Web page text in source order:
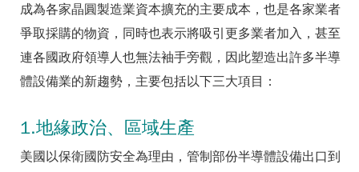
成為各家晶圓製造業資本擴充的主要成本，也是各家業者
爭取採購的物資，同時也表示將吸引更多業者加入，甚至
連各國政府領導人也無法袖手旁觀，因此塑造出許多半導
體設備業的新趨勢，主要包括以下三大項目：
1.地緣政治、區域生產
美國以保衛國防安全為理由，管制部份半導體設備出口到